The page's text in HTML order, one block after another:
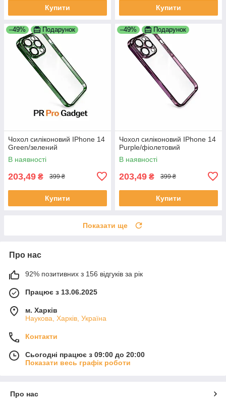
Купити Купити
–49% Подарунок
Чохол силіконовий IPhone 14
Green/зелений
В наявності
203,49 ₴ 399 ₴
Купити
–49% Подарунок
Чохол силіконовий IPhone 14
Purple/фіолетовий
В наявності
203,49 ₴ 399 ₴
Купити
Показати ще
Про нас
92% позитивних з 156 відгуків за рік
Працює з 13.06.2025
м. Харків
Наукова, Харків, Україна
Контакти
Сьогодні працює з 09:00 до 20:00
Показати весь графік роботи
Про нас